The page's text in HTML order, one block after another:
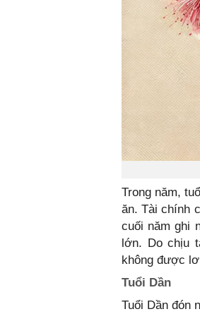
Trong năm,
ăn. Tài chính
cuối năm ghi
lớn. Do chịu
không được
Tuổi Dần
Tuổi Dần đón